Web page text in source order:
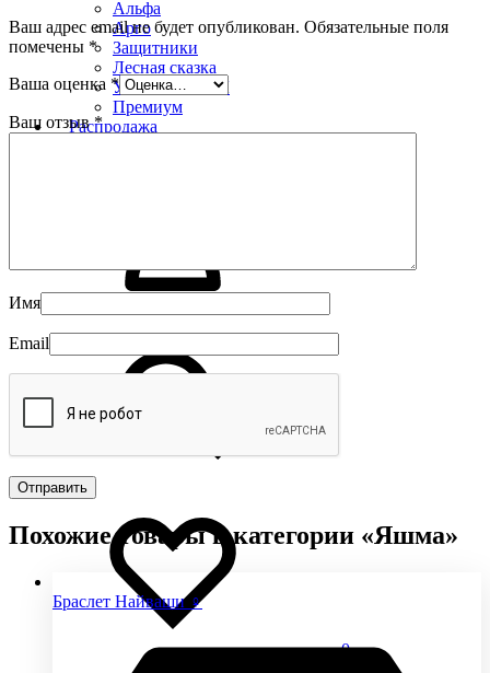
Альфа
Арго
Защитники
Лесная сказка
УРУЙ-АЙХАЛ
Премиум
Распродажа
0
Ваш адрес email не будет опубликован. Обязательные поля
помечены *
Ваша оценка *
Ваш отзыв*
Имя
Email
Похожие товары в категории «Яшма»
Браслет Найваши ♀